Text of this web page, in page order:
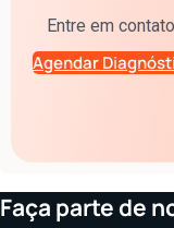
Entre em
Agendar
Faça parte de